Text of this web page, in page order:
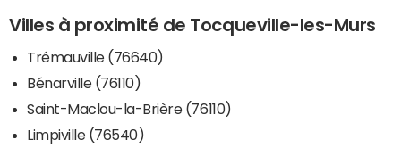
Villes à proximité de Tocqueville-les-Murs
Trémauville (76640)
Bénarville (76110)
Saint-Maclou-la-Brière (76110)
Limpiville (76540)